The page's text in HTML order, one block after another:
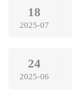
18
2025-07
24
2025-06